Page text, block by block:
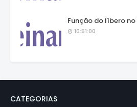
Função do líbero
10:51:00
CATEGORIAS